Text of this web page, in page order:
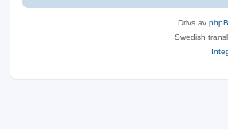
Drivs av
Swedish